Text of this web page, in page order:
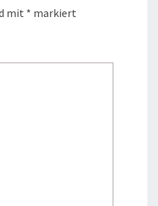
mit * markiert